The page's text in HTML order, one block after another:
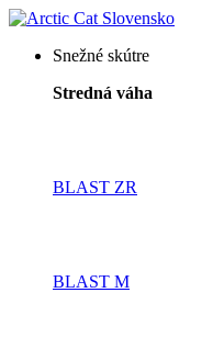
Snežné skútre
Stredná váha
BLAST ZR
BLAST M